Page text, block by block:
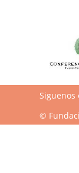
Siguenos
©